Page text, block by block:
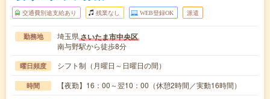
交通費別途支給あり 残業なし WEB登録OK 派遣
勤務地 埼玉県さいたま市中央区
南与野駅から徒歩8分
曜日頻度 シフト制（月曜日～日曜日の間）
時間 【夜勤】16：00～翌10：00（休憩2時間／実動16時間）